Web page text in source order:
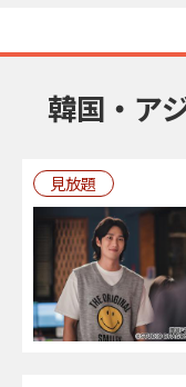
韓国・ア
見放題